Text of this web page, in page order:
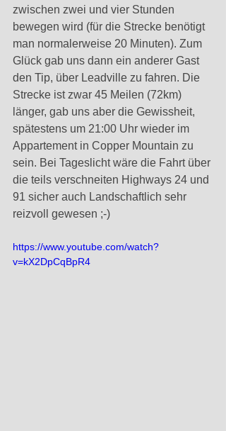
zwischen zwei und vier Stunden
bewegen wird (für die Strecke benötigt
man normalerweise 20 Minuten). Zum
Glück gab uns dann ein anderer Gast
den Tip, über Leadville zu fahren. Die
Strecke ist zwar 45 Meilen (72km)
länger, gab uns aber die Gewissheit,
spätestens um 21:00 Uhr wieder im
Appartement in Copper Mountain zu
sein. Bei Tageslicht wäre die Fahrt über
die teils verschneiten Highways 24 und
91 sicher auch Landschaftlich sehr
reizvoll gewesen ;-)
https://www.youtube.com/watch?
v=kX2DpCqBpR4